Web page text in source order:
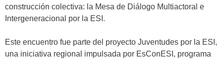
construcción colectiva: la Mesa de Diálogo Multiactoral e
Intergeneracional por la ESI.
Este encuentro fue parte del proyecto Juventudes por la ESI ,
una iniciativa regional impulsada por EsConESI , programa